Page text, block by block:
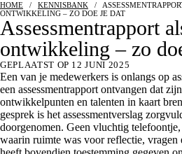
HOME / KENNISBANK /
ONTWIKKELING – ZO DOE JE DAT
Assessmentrapport
ontwikkeling – zo
GEPLAATST OP 12 JUNI 2025
Een van je medewerkers is onlangs op
een assessmentrapport ontvangen dat
ontwikkelpunten en talenten in kaart
gesprek is het assessmentverslag
doorgenomen. Geen vluchtig
waarin ruimte was voor reflectie,